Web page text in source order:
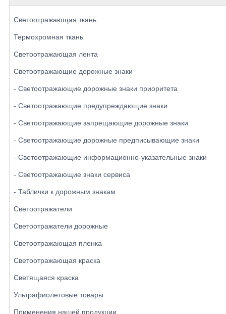
Светоотражающая ткань
Термохромная ткань
Светоотражающая лента
Светоотражающие дорожные знаки
- Светоотражающие дорожные знаки приоритета
- Светоотражающие предупреждающие знаки
- Светоотражающие запрещающие дорожные знаки
- Светоотражающие дорожные предписывающие знаки
- Светоотражающие информационно-указательные знаки
- Светоотражающие знаки сервиса
- Таблички к дорожным знакам
Светоотражатели
Светоотражатели дорожные
Светоотражающая пленка
Светоотражающая краска
Светящаяся краска
Ультрафиолетовые товары
Применения нашей продукции